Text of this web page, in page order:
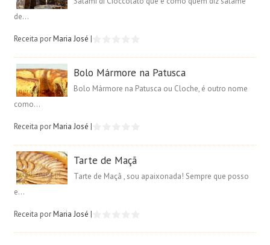
de...
Receita porMaria José |
Bolo Mármore na Patusca
Bolo Mármore na Patusca ou Cloche, é outro nome
como...
Receita porMaria José |
Tarte de Maçã
Tarte de Maçã , sou apaixonada! Sempre que posso
e...
Receita porMaria José |